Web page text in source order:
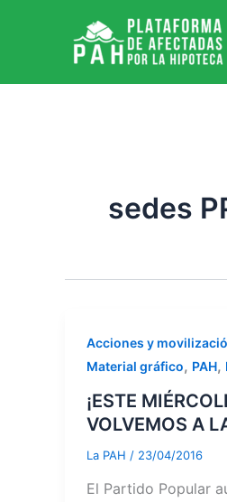
sedes
Acciones y
Material gráfico, PAH,
¡ESTE
VOLVEMOS A
La PAH / 23/04/2016
El Partido Popular